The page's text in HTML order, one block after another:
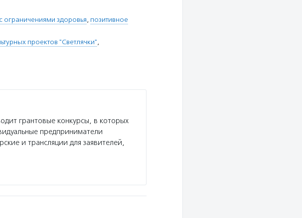
ограничениями здоровья, позитивное
проектов "Светлячки",
грантовые конкурсы, в которых
предприниматели
и трансляции для заявителей,